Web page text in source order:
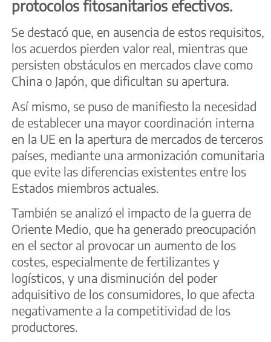
protocolos fitosanitarios efectivos.
Se destacó que, en ausencia de estos requisitos,
los acuerdos pierden valor real, mientras que
persisten obstáculos en mercados clave como
China o Japón, que dificultan su apertura.
Así mismo, se puso de manifiesto la necesidad
de establecer una mayor coordinación interna
en la UE en la apertura de mercados de terceros
países, mediante una armonización comunitaria
que evite las diferencias existentes entre los
Estados miembros actuales.
También se analizó el impacto de la guerra de
Oriente Medio, que ha generado preocupación
en el sector al provocar un aumento de los
costes, especialmente de fertilizantes y
logísticos, y una disminución del poder
adquisitivo de los consumidores, lo que afecta
negativamente a la competitividad de los
productores.